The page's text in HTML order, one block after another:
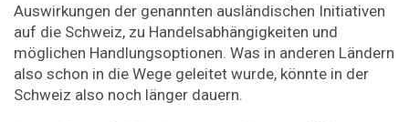
Auswirkungen der genannten ausländischen Initiativen
auf die Schweiz, zu Handelsabhängigkeiten und
möglichen Handlungsoptionen. Was in anderen Ländern
also schon in die Wege geleitet wurde, könnte in der
Schweiz also noch länger dauern.